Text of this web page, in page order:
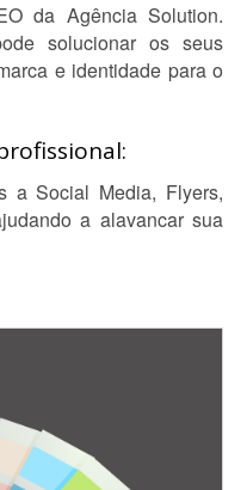
da Agência Solution.
solucionar os seus
e identidade para o
a Social Media, Flyers,
a alavancar sua